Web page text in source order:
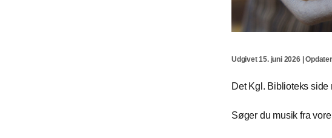
Udgivet 15. juni 2026 |
Det Kgl. Biblioteks
Søger du musik fra